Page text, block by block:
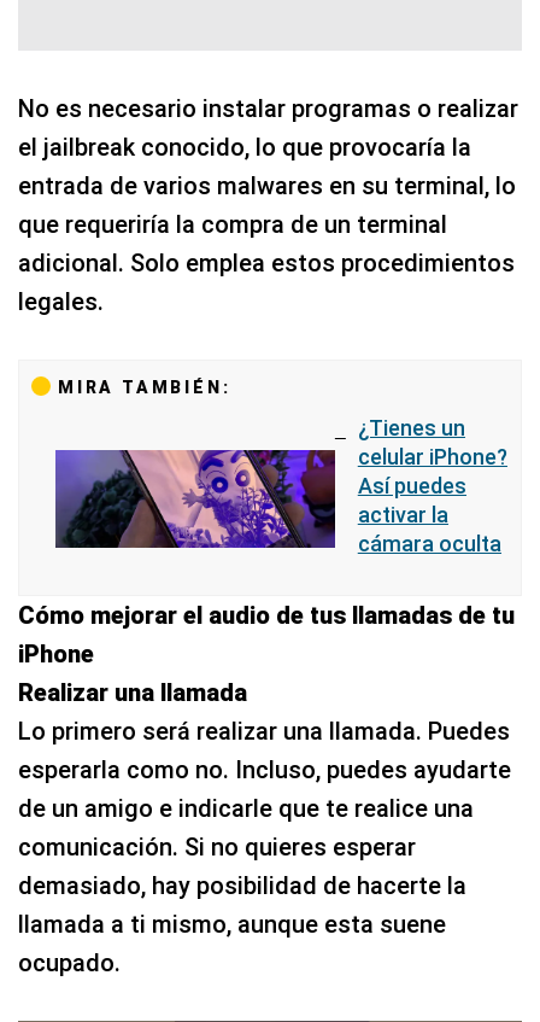
No es necesario instalar programas o realizar
el jailbreak conocido, lo que provocaría la
entrada de varios malwares en su terminal, lo
que requeriría la compra de un terminal
adicional. Solo emplea estos procedimientos
legales.
MIRA TAMBIÉN:
¿Tienes un
celular iPhone?
Así puedes
activar la
cámara oculta
Cómo mejorar el audio de tus llamadas de tu
iPhone
Realizar una llamada
Lo primero será realizar una llamada. Puedes
esperarla como no. Incluso, puedes ayudarte
de un amigo e indicarle que te realice una
comunicación. Si no quieres esperar
demasiado, hay posibilidad de hacerte la
llamada a ti mismo, aunque esta suene
ocupado.